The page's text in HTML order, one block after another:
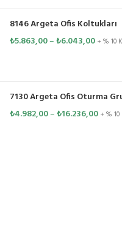
8146 Argeta Ofis Koltukları
₺5.863,00–₺6.043,00 + % 10
7130 Argeta Ofis Oturma
₺4.982,00–₺16.236,00 + % 10